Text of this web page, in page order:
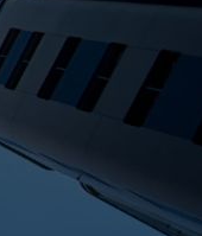
มีบริการครบวงจร